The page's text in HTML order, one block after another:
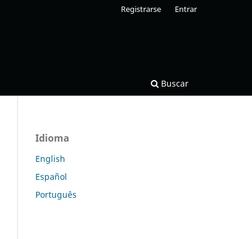
Buscar
Registrarse Entrar
Idioma
English
Español
Português